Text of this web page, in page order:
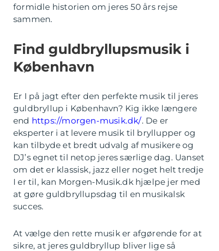
formidle historien om jeres 50 års rejse
sammen.
Find guldbryllupsmusik i
København
Er I på jagt efter den perfekte musik til jeres
guldbryllup i København? Kig ikke længere
end https://morgen-musik.dk/. De er
eksperter i at levere musik til bryllupper og
kan tilbyde et bredt udvalg af musikere og
DJ’s egnet til netop jeres særlige dag. Uanset
om det er klassisk, jazz eller noget helt tredje
I er til, kan Morgen-Musik.dk hjælpe jer med
at gøre guldbryllupsdag til en musikalsk
succes.
At vælge den rette musik er afgørende for at
sikre, at jeres guldbryllup bliver lige så